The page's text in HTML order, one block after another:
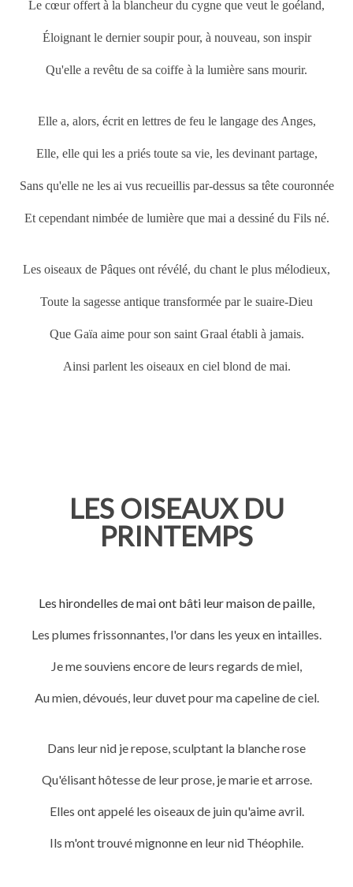
Le cœur offert à la blancheur du cygne que veut le goéland,
Éloignant le dernier soupir pour, à nouveau, son inspir
Qu'elle a revêtu de sa coiffe à la lumière sans mourir.
Elle a, alors, écrit en lettres de feu le langage des Anges,
Elle, elle qui les a priés toute sa vie, les devinant partage,
Sans qu'elle ne les ai vus recueillis par-dessus sa tête couronnée
Et cependant nimbée de lumière que mai a dessiné du Fils né.
Les oiseaux de Pâques ont révélé, du chant le plus mélodieux,
Toute la sagesse antique transformée par le suaire-Dieu
Que Gaïa aime pour son saint Graal établi à jamais.
Ainsi parlent les oiseaux en ciel blond de mai.
LES OISEAUX DU
PRINTEMPS
Les hirondelles de mai ont bâti leur maison de paille,
Les plumes frissonnantes, l'or dans les yeux en intailles.
Je me souviens encore de leurs regards de miel,
Au mien, dévoués, leur duvet pour ma capeline de ciel.
Dans leur nid je repose, sculptant la blanche rose
Qu'élisant hôtesse de leur prose, je marie et arrose.
Elles ont appelé les oiseaux de juin qu'aime avril.
Ils m'ont trouvé mignonne en leur nid Théophile.